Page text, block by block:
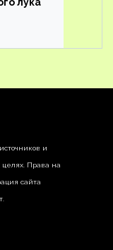
и
целях. Права на
сайта